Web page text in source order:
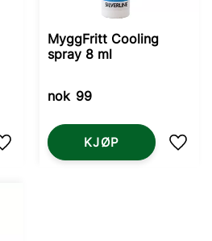
Lagre som favoritt
MyggFritt Cooling
spray 8 ml
nok 99
KJØP